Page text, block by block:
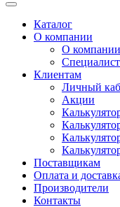
Каталог
О компании
О компании
Клиентам
Личный
Акции
Поставщикам
Оплата и
Производители
Контакты